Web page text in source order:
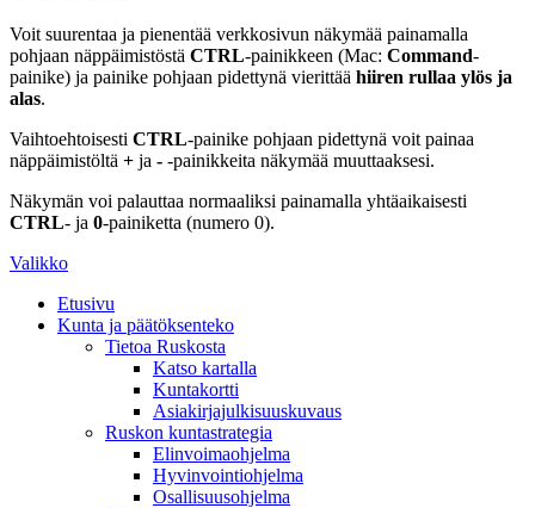
Voit suurentaa ja pienentää verkkosivun näkymää painamalla
pohjaan näppäimistöstä CTRL-painikkeen (Mac: Command-
painike) ja painike pohjaan pidettynä vierittää hiiren rullaa ylös ja
alas.
Vaihtoehtoisesti CTRL-painike pohjaan pidettynä voit painaa
näppäimistöltä + ja - -painikkeita näkymää muuttaaksesi.
Näkymän voi palauttaa normaaliksi painamalla yhtäaikaisesti
CTRL- ja 0-painiketta (numero 0).
Valikko
Etusivu
Kunta ja päätöksenteko
Tietoa Ruskosta
Katso kartalla
Kuntakortti
Asiakirjajulkisuuskuvaus
Ruskon kuntastrategia
Elinvoimaohjelma
Hyvinvointiohjelma
Osallisuusohjelma